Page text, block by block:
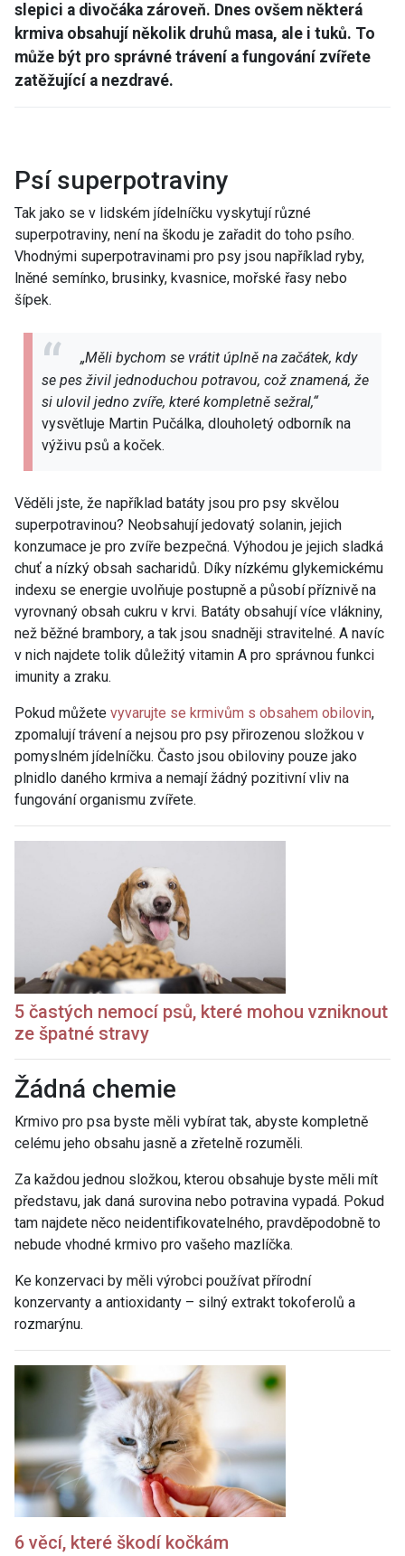
slepici a divočáka zároveň. Dnes ovšem některá
krmiva obsahují několik druhů masa, ale i tuků. To
může být pro správné trávení a fungování zvířete
zatěžující a nezdravé.
Psí superpotraviny
Tak jako se v lidském jídelníčku vyskytují různé
superpotraviny, není na škodu je zařadit do toho psího.
Vhodnými superpotravinami pro psy jsou například ryby,
lněné semínko, brusinky, kvasnice, mořské řasy nebo
šípek.
„Měli bychom se vrátit úplně na začátek, kdy
se pes živil jednoduchou potravou, což znamená, že
si ulovil jedno zvíře, které kompletně sežral,“
vysvětluje Martin Pučálka, dlouholetý odborník na
výživu psů a koček.
Věděli jste, že například batáty jsou pro psy skvělou
superpotravinou? Neobsahují jedovatý solanin, jejich
konzumace je pro zvíře bezpečná. Výhodou je jejich sladká
chuť a nízký obsah sacharidů. Díky nízkému glykemickému
indexu se energie uvolňuje postupně a působí příznivě na
vyrovnaný obsah cukru v krvi. Batáty obsahují více vlákniny,
než běžné brambory, a tak jsou snadněji stravitelné. A navíc
v nich najdete tolik důležitý vitamin A pro správnou funkci
imunity a zraku.
Pokud můžete vyvarujte se krmivům s obsahem obilovin,
zpomalují trávení a nejsou pro psy přirozenou složkou v
pomyslném jídelníčku. Často jsou obiloviny pouze jako
plnidlo daného krmiva a nemají žádný pozitivní vliv na
fungování organismu zvířete.
5 častých nemocí psů, které mohou vzniknout
ze špatné stravy
Žádná chemie
Krmivo pro psa byste měli vybírat tak, abyste kompletně
celému jeho obsahu jasně a zřetelně rozuměli.
Za každou jednou složkou, kterou obsahuje byste měli mít
představu, jak daná surovina nebo potravina vypadá. Pokud
tam najdete něco neidentifikovatelného, pravděpodobně to
nebude vhodné krmivo pro vašeho mazlíčka.
Ke konzervaci by měli výrobci používat přírodní
konzervanty a antioxidanty – silný extrakt tokoferolů a
rozmarýnu.
6 věcí, které škodí kočkám